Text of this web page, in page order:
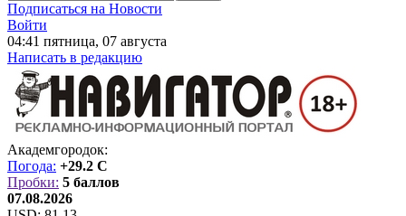
Подписаться на Новости
Войти
04:41 пятница, 07 августа
Написать в редакцию
Академгородок:
Погода: +29.2 C
Пробки: 5 баллов
07.08.2026